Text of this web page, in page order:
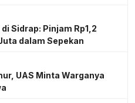
Sidrap: Pinjam Rp1,2
dalam Sepekan
UAS Minta Warganya